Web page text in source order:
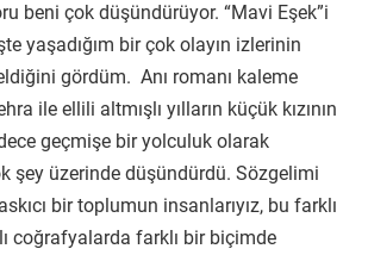
beni çok düşündürüyor. “Mavi Eşek”i
yaşadığım bir çok olayın izlerinin
gördüm. Anı romanı kaleme
ile ellili altmışlı yılların küçük kızının
geçmişe bir yolculuk olarak
şey üzerinde düşündürdü. Sözgelimi
bir toplumun insanlarıyız, bu farklı
coğrafyalarda farklı bir biçimde